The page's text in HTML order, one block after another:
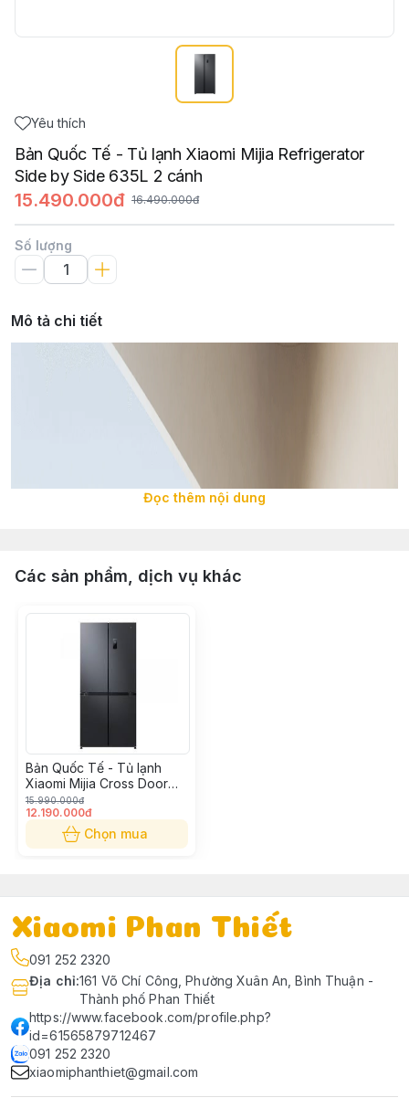
Yêu thích
Bản Quốc Tế - Tủ lạnh Xiaomi Mijia Refrigerator
Side by Side 635L 2 cánh
15.490.000đ 16.490.000đ
Số lượng
Mô tả chi tiết
Đọc thêm nội dung
Các sản phẩm, dịch vụ khác
Bản Quốc Tế - Tủ lạnh
Xiaomi Mijia Cross Door
510L 4 cánh
MRC51HMPAVN
15.990.000đ
12.190.000đ
Chọn mua
Xiaomi Phan Thiết
091 252 2320
Địa chỉ:161 Võ Chí Công, Phường Xuân An, Bình Thuận -
Thành phố Phan Thiết
https://www.facebook.com/profile.php?
id=61565879712467
091 252 2320
xiaomiphanthiet@gmail.com